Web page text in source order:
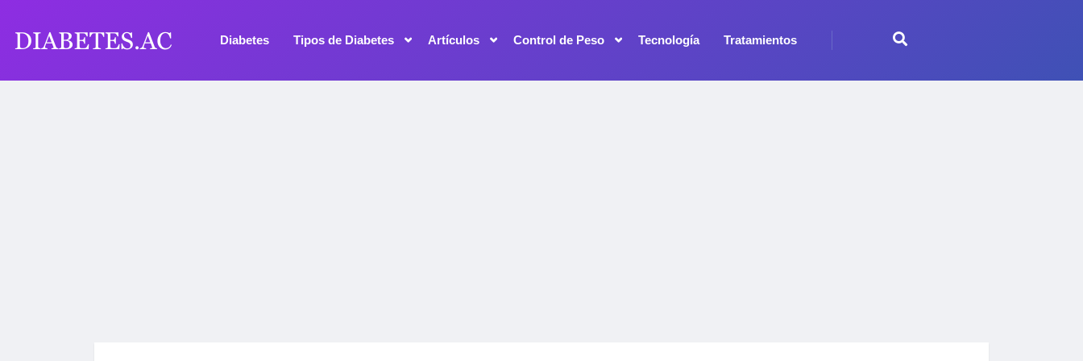
Diabetes Tipos de Diabetes Artículos Control de Peso Tecnología Tratamientos